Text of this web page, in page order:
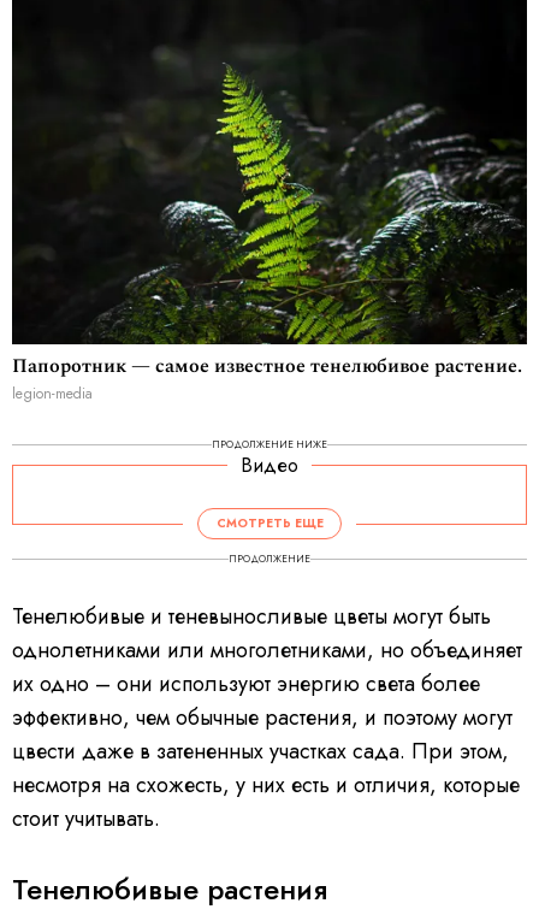
Папоротник — самое известное тенелюбивое растение.
legion-media
ПРОДОЛЖЕНИЕ НИЖЕ
Видео
СМОТРЕТЬ ЕЩЕ
ПРОДОЛЖЕНИЕ
Тенелюбивые и теневыносливые цветы могут быть
однолетниками или многолетниками, но объединяет
их одно – они используют энергию света более
эффективно, чем обычные растения, и поэтому могут
цвести даже в затененных участках сада. При этом,
несмотря на схожесть, у них есть и отличия, которые
стоит учитывать.
Тенелюбивые растения